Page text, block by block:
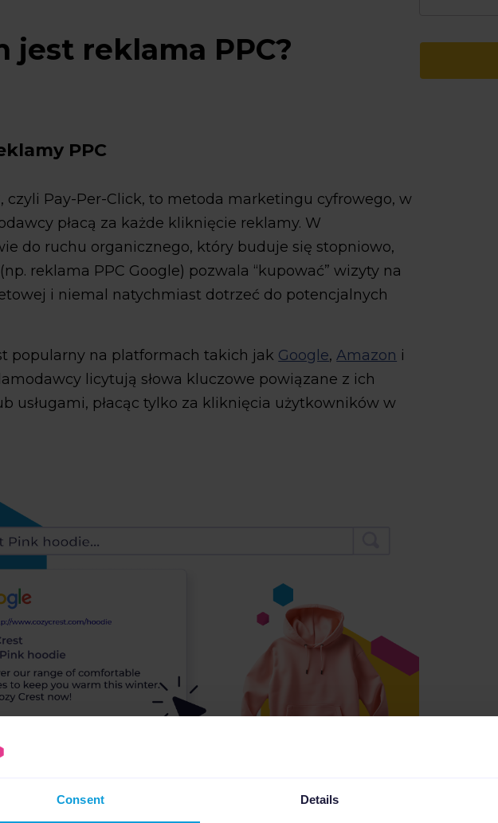
Consent Details
jest reklama PPC?
PPC
czyli Pay-Per-Click, to metoda marketingu cyfrowego, w
płacą za każde kliknięcie reklamy. W
do ruchu organicznego, który buduje się stopniowo,
reklama PPC Google) pozwala “kupować” wizyty na
i niemal natychmiast dotrzeć do potencjalnych
popularny na platformach takich jak Google,Amazon i
licytują słowa kluczowe powiązane z ich
usługami, płacąc tylko za kliknięcia użytkowników w